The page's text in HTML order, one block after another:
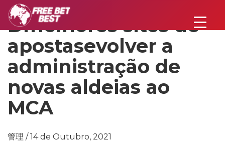
Dmelhores sites de
apostasevolver a
administração de
novas aldeias ao
MCA
管理 / 14 de Outubro, 2021